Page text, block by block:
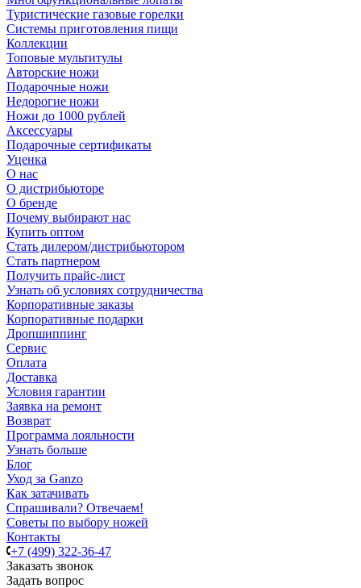
Туристические газовые горелки
Системы приготовления пищи
Коллекции
Топовые мультитулы
Авторские ножи
Подарочные ножи
Недорогие ножи
Ножи до 1000 рублей
Аксессуары
Подарочные сертификаты
Уценка
О нас
О дистрибьюторе
О бренде
Почему выбирают нас
Купить оптом
Стать дилером/дистрибьютором
Стать партнером
Получить прайс-лист
Узнать об условиях сотрудничества
Корпоративные заказы
Корпоративные подарки
Дропшиппинг
Сервис
Оплата
Доставка
Условия гарантии
Заявка на ремонт
Возврат
Программа лояльности
Узнать больше
Блог
Уход за Ganzo
Как затачивать
Спрашивали? Отвечаем!
Советы по выбору ножей
Контакты
+7 (499) 322-36-47
Заказать звонок
Задать вопрос